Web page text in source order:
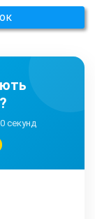
секунд